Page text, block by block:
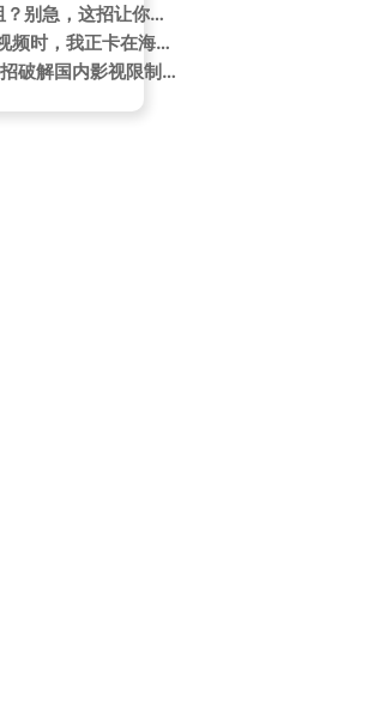
海外华人追剧遇阻？别急，这招让你轻松破解地区限制，畅享国内热门综艺
刷到AL战队逆袭视频时，我正卡在海外看剧的转圈圈里——原来突破限制的快乐这么相似
海外华人必看！3招破解国内影视限制，从此告别卡顿黑屏